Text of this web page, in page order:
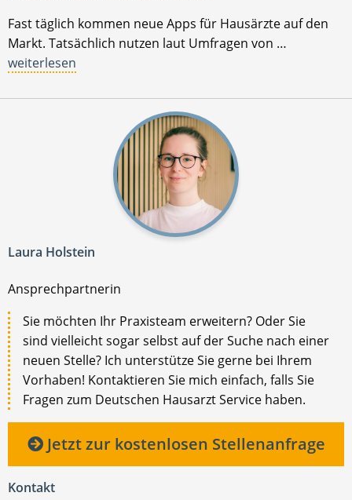
Fast täglich kommen neue Apps für Hausärzte auf den
Markt. Tatsächlich nutzen laut Umfragen von …
weiterlesen
Laura Holstein
Ansprechpartnerin
Sie möchten Ihr Praxisteam erweitern? Oder Sie
sind vielleicht sogar selbst auf der Suche nach einer
neuen Stelle? Ich unterstütze Sie gerne bei Ihrem
Vorhaben! Kontaktieren Sie mich einfach, falls Sie
Fragen zum Deutschen Hausarzt Service haben.
Jetzt zur kostenlosen Stellenanfrage
Kontakt